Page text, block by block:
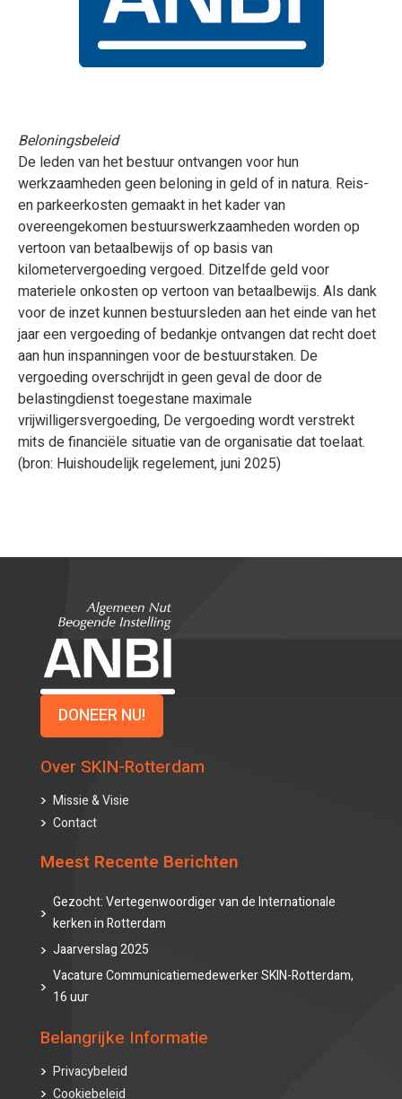
Beloningsbeleid
De leden van het bestuur ontvangen voor hun
werkzaamheden geen beloning in geld of in natura. Reis-
en parkeerkosten gemaakt in het kader van
overeengekomen bestuurswerkzaamheden worden op
vertoon van betaalbewijs of op basis van
kilometervergoeding vergoed. Ditzelfde geld voor
materiele onkosten op vertoon van betaalbewijs. Als dank
voor de inzet kunnen bestuursleden aan het einde van het
jaar een vergoeding of bedankje ontvangen dat recht doet
aan hun inspanningen voor de bestuurstaken. De
vergoeding overschrijdt in geen geval de door de
belastingdienst toegestane maximale
vrijwilligersvergoeding, De vergoeding wordt verstrekt
mits de financiële situatie van de organisatie dat toelaat.
(bron: Huishoudelijk regelement, juni 2025)
DONEER NU!
Over SKIN-Rotterdam
Missie & Visie
Contact
Meest Recente Berichten
Gezocht: Vertegenwoordiger van de Internationale
kerken in Rotterdam
Jaarverslag 2025
Vacature Communicatiemedewerker SKIN-Rotterdam,
16 uur
Belangrijke Informatie
Privacybeleid
Cookiebeleid